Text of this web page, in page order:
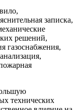
записка,
решений,
газоснабжения,
технических